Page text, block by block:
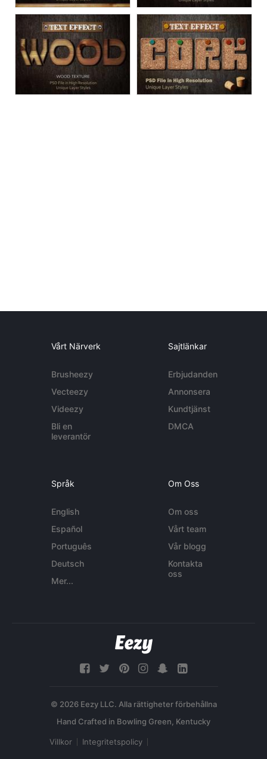
Vårt Närverk
Brusheezy
Vecteezy
Videezy
Bli en
leverantör
Sajtlänkar
Erbjudanden
Annonsera
Kundtjänst
DMCA
Språk
English
Español
Português
Deutsch
Mer...
Om Oss
Om oss
Vårt team
Vår blogg
Kontakta
oss
© 2026 Eezy LLC. Alla rättigheter förbehållna
Villkor Integritetspolicy